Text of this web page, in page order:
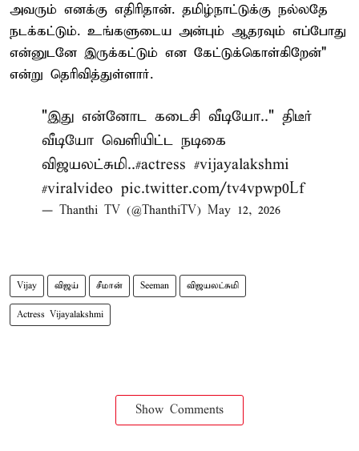
அவரும் எனக்கு எதிரிதான். தமிழ்நாட்டுக்கு நல்லதே
நடக்கட்டும். உங்களுடைய அன்பும் ஆதரவும் எப்போது
என்னுடனே இருக்கட்டும் என கேட்டுக்கொள்கிறேன்"
என்று தெரிவித்துள்ளார்.
"இது என்னோட கடைசி வீடியோ.." திடீர்
வீடியோ வெளியிட்ட நடிகை
விஜயலட்சுமி..#actress #vijayalakshmi
#viralvideo pic.twitter.com/tv4vpwp0Lf
— Thanthi TV (@ThanthiTV) May 12, 2026
Vijay விஜய் சீமான் Seeman விஜயலட்சுமி
Actress Vijayalakshmi
Show Comments